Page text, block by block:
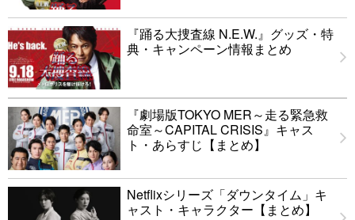
『踊る大捜査線 N.E.W.』グッズ・特
典・キャンペーン情報まとめ
『劇場版TOKYO MER～走る緊急救
命室～CAPITAL CRISIS』キャス
ト・あらすじ【まとめ】
Netflixシリーズ「ダウンタイム」キ
ャスト・キャラクター【まとめ】